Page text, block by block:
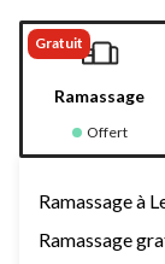
Gratuit
Ramassage
Offert
Ramassage à
Ramassage